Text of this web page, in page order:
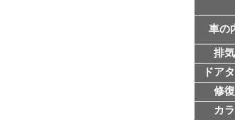
車の
排
ドア
修
カ